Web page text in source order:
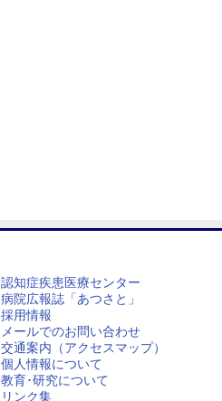
認知症疾患医療センター
病院広報誌「あつさと」
採用情報
メールでのお問い合わせ
交通案内（アクセスマップ）
個人情報について
教育･研究について
リンク集